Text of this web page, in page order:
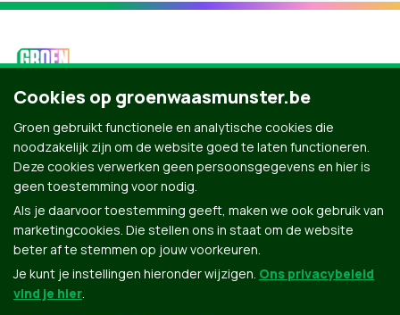
Groen.be
© Copyright Groen 2026 | Gemaakt met NationBuilder
Cookies op groenwaasmunster.be
Groen gebruikt functionele en analytische cookies die
noodzakelijk zijn om de website goed te laten functioneren.
Deze cookies verwerken geen persoonsgegevens en hier is
geen toestemming voor nodig.
Als je daarvoor toestemming geeft, maken we ook gebruik van
marketingcookies. Die stellen ons in staat om de website
beter af te stemmen op jouw voorkeuren.
Je kunt je instellingen hieronder wijzigen. Ons privacybeleid
vind je hier.